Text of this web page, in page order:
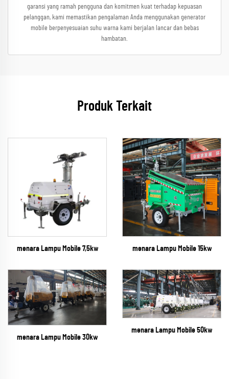
garansi yang ramah pengguna dan komitmen kuat terhadap kepuasan
pelanggan, kami memastikan pengalaman Anda menggunakan generator
mobile berpenyesuaian suhu warna kami berjalan lancar dan bebas
hambatan.
Produk Terkait
menara Lampu Mobile 7,5kw menara Lampu Mobile 15kw
menara Lampu Mobile 30kw
menara Lampu Mobile 50kw